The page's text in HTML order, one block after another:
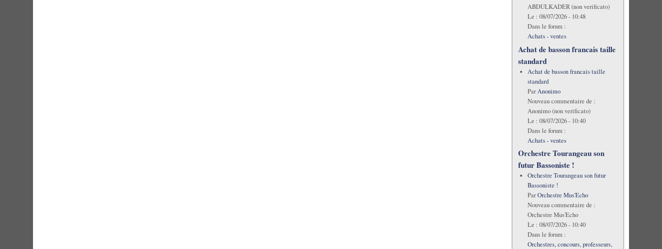
ABDULKADER (non verificato)
Le : 08/07/2026 - 10:48
Dans le forum :
Achats - ventes
Achat de basson francais taille
standard
Achat de basson francais taille
standard
ParAnonimo
Nouveau commentaire de :
Anonimo (non verificato)
Le : 08/07/2026 - 10:40
Dans le forum :
Achats - ventes
Orchestre Tourangeau son
futur Bassoniste !
Orchestre Tourangeau son futur
Bassoniste !
ParOrchestre Mus'Echo
Nouveau commentaire de :
Orchestre Mus'Echo
Le : 08/07/2026 - 10:40
Dans le forum :
Orchestres, concours, professeurs,